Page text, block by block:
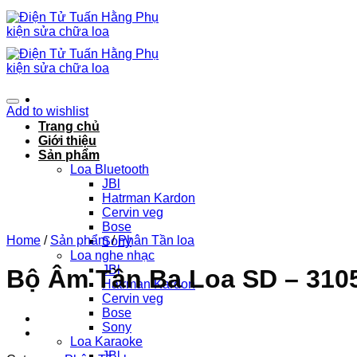
Chuyển
đến
nội
dung
Trang chủ
Giới thiệu
Sản phẩm
Loa Bluetooth
JBl
Hatrman Kardon
Cervin veg
Bose
Sony
Loa nghe nhạc
JBl
Hatrman Kardon
Cervin veg
Bose
Sony
Loa Karaoke
Add to wishlist
Home / Sản phẩm / Phân Tần loa
Bộ Âm Tần Ba Loa SD –